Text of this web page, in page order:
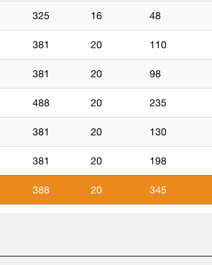
325 16 48
381 20 110
381 20 98
488 20 235
381 20 130
381 20 198
388 20 345